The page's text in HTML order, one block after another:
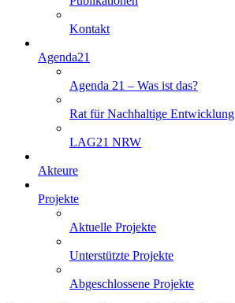
Kontakt
Agenda21
Agenda 21 – Was ist das?
Rat für Nachhaltige Entwicklung
LAG21 NRW
Akteure
Projekte
Aktuelle Projekte
Unterstützte Projekte
Abgeschlossene Projekte